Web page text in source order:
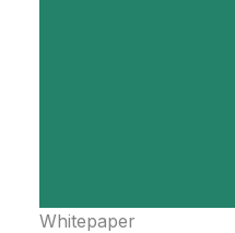
Whitepaper